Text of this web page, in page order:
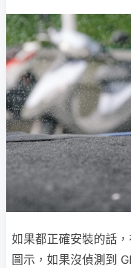
如果都正確安裝的話
圖示，如果沒偵測到